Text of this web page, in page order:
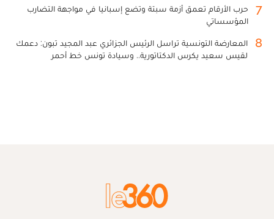
7
حرب الأرقام تعمق أزمة سبتة وتضع إسبانيا في مواجهة التضارب
المؤسساتي
8
المعارضة التونسية تراسل الرئيس الجزائري عبد المجيد تبون: دعمك
لقيس سعيد يكرس الدكتاتورية.. وسيادة تونس خط أحمر